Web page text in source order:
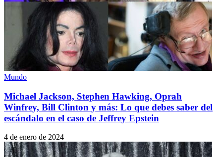
Mundo
Michael Jackson, Stephen Hawking, Oprah
Winfrey, Bill Clinton y más: Lo que debes saber del
escándalo en el caso de Jeffrey Epstein
4 de enero de 2024